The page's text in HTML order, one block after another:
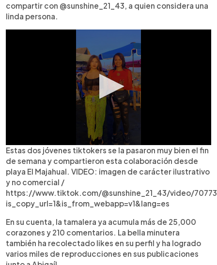
compartir con @sunshine_21_43, a quien considera una
linda persona.
Estas dos jóvenes tiktokers se la pasaron muy bien el fin
de semana y compartieron esta colaboración desde
playa El Majahual. VIDEO: imagen de carácter ilustrativo
y no comercial /
https://www.tiktok.com/@sunshine_21_43/video/
is_copy_url=1&is_from_webapp=v1&lang=es
En su cuenta, la tamalera ya acumula más de 25,000
corazones y 210 comentarios. La bella minutera
también ha recolectado likes en su perfil y ha logrado
varios miles de reproducciones en sus publicaciones